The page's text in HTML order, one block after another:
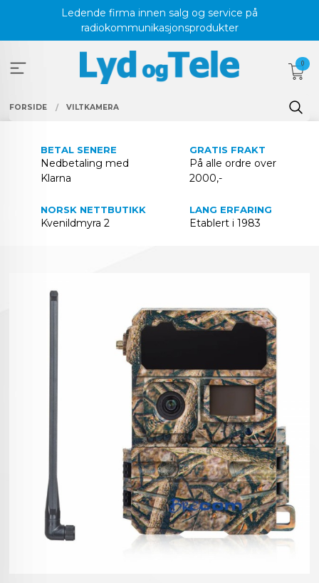
Ledende firma innen salg og service på
radiokommunikasjonsprodukter
0
FORSIDE VILTKAMERA
BETAL SENERE
Nedbetaling med
Klarna
GRATIS FRAKT
På alle ordre over
2000,-
NORSK NETTBUTIKK
Kvenildmyra 2
LANG ERFARING
Etablert i 1983